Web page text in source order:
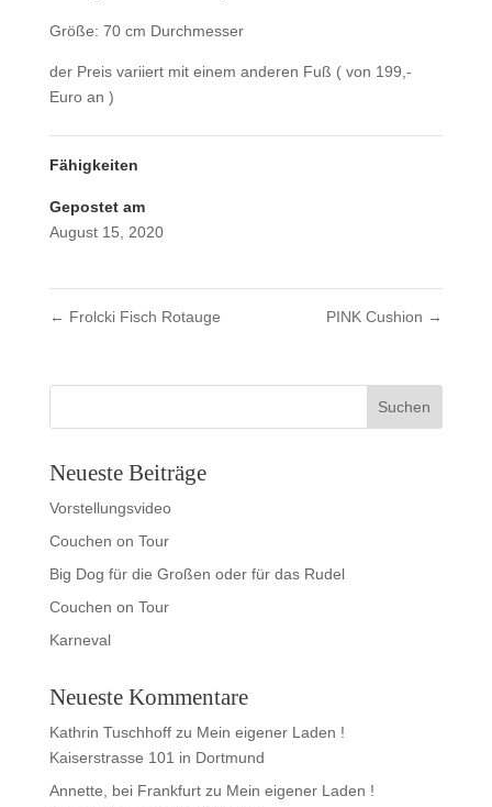
Größe: 70 cm Durchmesser
der Preis variiert mit einem anderen Fuß ( von 199,-
Euro an )
Fähigkeiten
Gepostet am
August 15, 2020
← Frolcki Fisch Rotauge PINK Cushion →
Neueste Beiträge
Vorstellungsvideo
Couchen on Tour
Big Dog für die Großen oder für das Rudel
Couchen on Tour
Karneval
Neueste Kommentare
Kathrin Tuschhoffzu Mein eigener Laden !
Kaiserstrasse 101 in Dortmund
Annette, bei Frankfurtzu Mein eigener Laden !